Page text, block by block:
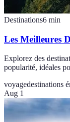
Destinations6 min
Les Meilleures
Explorez des
popularité, idéales
voyagedestinations
Aug 1